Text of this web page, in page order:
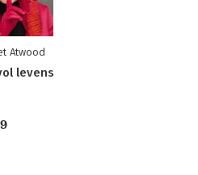
Atwood
levens